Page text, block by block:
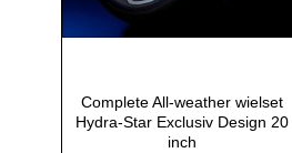
Complete All-weather wielset
Hydra-Star Exclusiv Design 20
inch